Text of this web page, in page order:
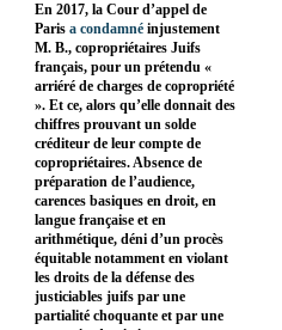
En 2017, la Cour d’appel de
Paris a condamné injustement
M. B., copropriétaires Juifs
français, pour un prétendu «
arriéré de charges de copropriété
». Et ce, alors qu’elle donnait des
chiffres prouvant un solde
créditeur de leur compte de
copropriétaires. Absence de
préparation de l’audience,
carences basiques en droit, en
langue française et en
arithmétique, déni d’un procès
équitable notamment en violant
les droits de la défense des
justiciables juifs par une
partialité choquante et par une